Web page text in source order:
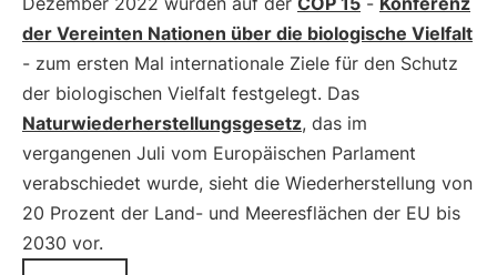
der Vereinten Nationen über die biologische Vielfalt
- zum ersten Mal internationale Ziele für den Schutz
der biologischen Vielfalt festgelegt. Das
Naturwiederherstellungsgesetz, das im
vergangenen Juli vom Europäischen Parlament
verabschiedet wurde, sieht die Wiederherstellung von
20 Prozent der Land- und Meeresflächen der EU bis
2030 vor.